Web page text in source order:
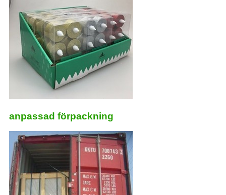
anpassad förpackning